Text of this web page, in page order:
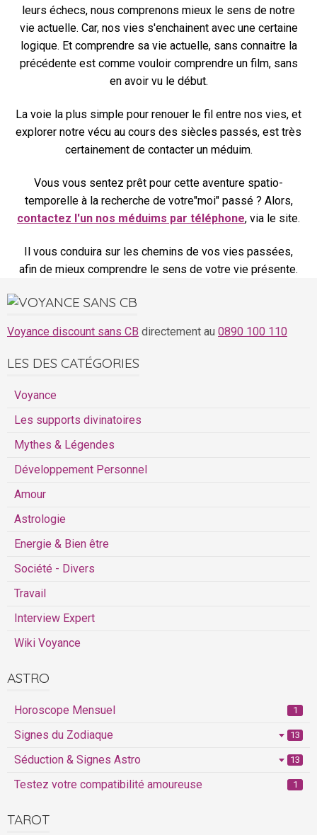
leurs échecs, nous comprenons mieux le sens de notre
vie actuelle. Car, nos vies s'enchainent avec une certaine
logique. Et comprendre sa vie actuelle, sans connaitre la
précédente est comme vouloir comprendre un film, sans
en avoir vu le début.
La voie la plus simple pour renouer le fil entre nos vies, et
explorer notre vécu au cours des siècles passés, est très
certainement de contacter un méduim.
Vous vous sentez prêt pour cette aventure spatio-
temporelle à la recherche de votre"moi" passé ? Alors,
contactez l'un nos méduims par téléphone, via le site.
Il vous conduira sur les chemins de vos vies passées,
afin de mieux comprendre le sens de votre vie présente.
Voyance discount sans CB directement au 0890 100 110
LES DES CATÉGORIES
Voyance
Les supports divinatoires
Mythes & Légendes
Développement Personnel
Amour
Astrologie
Energie & Bien être
Société - Divers
Travail
Interview Expert
Wiki Voyance
ASTRO
Horoscope Mensuel 1
Signes du Zodiaque 13
Séduction & Signes Astro 13
Testez votre compatibilité amoureuse 1
TAROT